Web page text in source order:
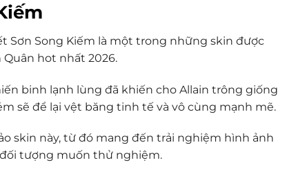
Sơn Song Kiếm là một trong những skin được
hot nhất 2026.
binh lạnh lùng đã khiến cho Allain trông giống
sẽ để lại vệt băng tinh tế và vô cùng mạnh mẽ.
skin này, từ đó mang đến trải nghiệm hình ảnh
tượng muốn thử nghiệm.